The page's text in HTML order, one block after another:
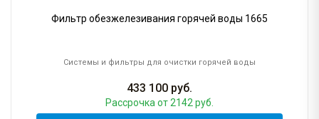
Фильтр обезжелезивания горячей воды 1665
Системы и фильтры для очистки горячей воды
433 100 руб.
Рассрочка от 2142 руб.